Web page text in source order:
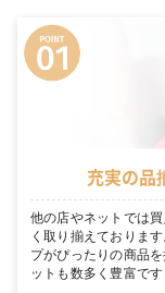
充実の品
他の店やネットでは
く取り揃えておりま
プがぴったりの商品
ットも数多く豊富です